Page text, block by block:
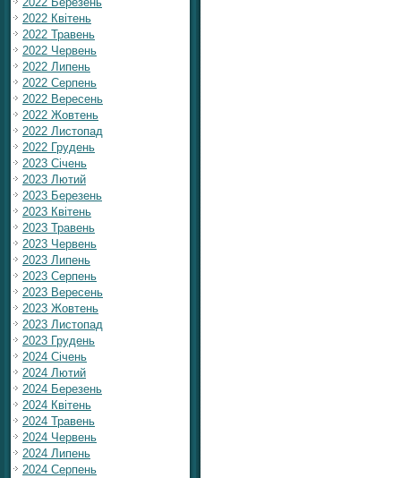
2022 Квітень
2022 Травень
2022 Червень
2022 Липень
2022 Серпень
2022 Вересень
2022 Жовтень
2022 Листопад
2022 Грудень
2023 Січень
2023 Лютий
2023 Березень
2023 Квітень
2023 Травень
2023 Червень
2023 Липень
2023 Серпень
2023 Вересень
2023 Жовтень
2023 Листопад
2023 Грудень
2024 Січень
2024 Лютий
2024 Березень
2024 Квітень
2024 Травень
2024 Червень
2024 Липень
2024 Серпень